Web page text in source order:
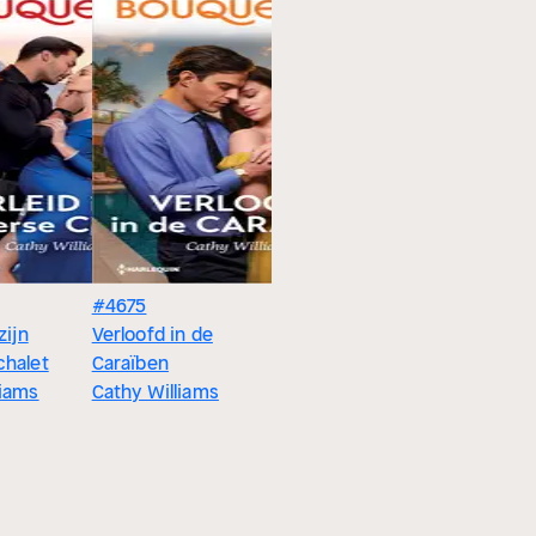
#4675
Verloofd in de
Caraïben
Cathy Williams